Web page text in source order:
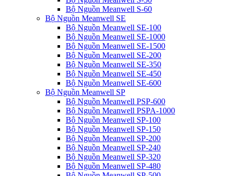
Bộ Nguồn Meanwell S-60
Bộ Nguồn Meanwell SE
Bộ Nguồn Meanwell SE-100
Bộ Nguồn Meanwell SE-1000
Bộ Nguồn Meanwell SE-1500
Bộ Nguồn Meanwell SE-200
Bộ Nguồn Meanwell SE-350
Bộ Nguồn Meanwell SE-450
Bộ Nguồn Meanwell SE-600
Bộ Nguồn Meanwell SP
Bộ Nguồn Meanwell PSP-600
Bộ Nguồn Meanwell PSPA-1000
Bộ Nguồn Meanwell SP-100
Bộ Nguồn Meanwell SP-150
Bộ Nguồn Meanwell SP-200
Bộ Nguồn Meanwell SP-240
Bộ Nguồn Meanwell SP-320
Bộ Nguồn Meanwell SP-480